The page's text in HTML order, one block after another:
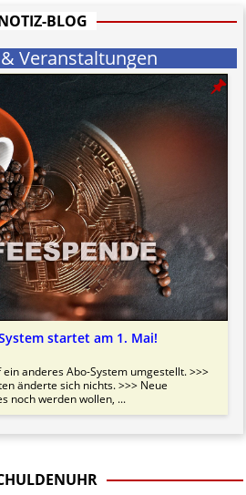
BLOG
Veranstaltungen
startet am 1. Mai!
anderes Abo-System umgestellt. >>>
änderte sich nichts. >>> Neue
noch werden wollen, ...